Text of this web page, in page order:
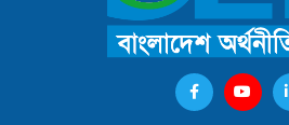
বেগম খালেদা জিয়ার মৃত্যুতে বাংলাদেশ
BEA Seminar 2025 "Debating